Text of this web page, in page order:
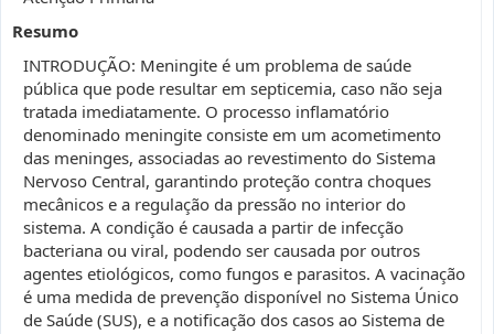
Resumo
INTRODUÇÃO: Meningite é um problema de saúde
pública que pode resultar em septicemia, caso não seja
tratada imediatamente. O processo inflamatório
denominado meningite consiste em um acometimento
das meninges, associadas ao revestimento do Sistema
Nervoso Central, garantindo proteção contra choques
mecânicos e a regulação da pressão no interior do
sistema. A condição é causada a partir de infecção
bacteriana ou viral, podendo ser causada por outros
agentes etiológicos, como fungos e parasitos. A vacinação
é uma medida de prevenção disponível no Sistema Único
de Saúde (SUS), e a notificação dos casos ao Sistema de